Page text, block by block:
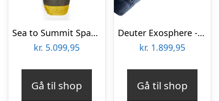
Sea to Summit Spark -9C/15F Down Sleeping Bag – Regular
kr. 5.099,95
Gå til shop
Deuter Exosphere -11C, Ink / Maple
kr. 1.899,95
Gå til shop